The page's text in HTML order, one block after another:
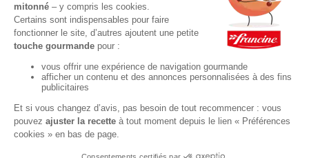
TOUTES LES RECETTES
Pour votre santé, pratiquez une activité physique régulière. Plus
d’infos surwww.mangerbouger.fr